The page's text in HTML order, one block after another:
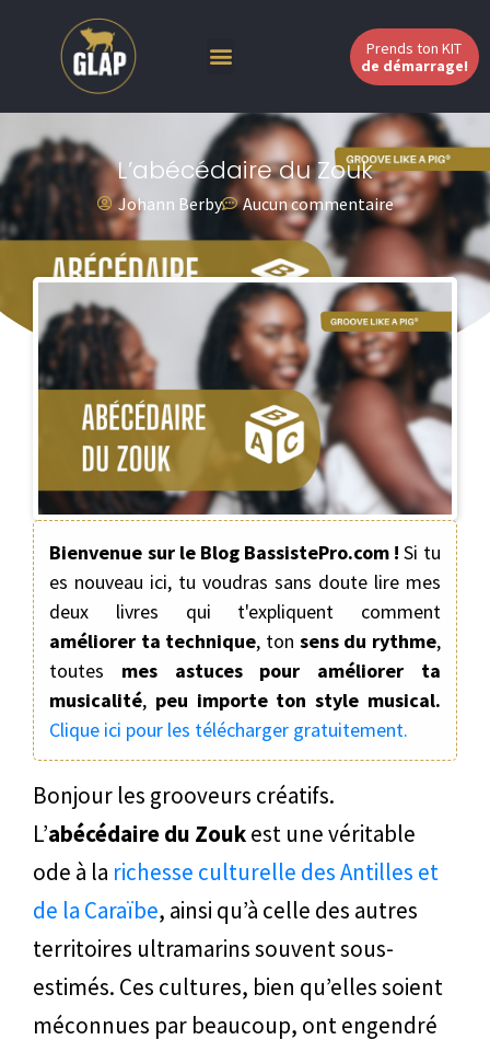
Prends ton KIT
de démarrage!
L’abécédaire du Zouk
Johann Berby Aucun commentaire
Bienvenue sur le Blog BassistePro.com ! Si tu
es nouveau ici, tu voudras sans doute lire mes
deux livres qui t'expliquent comment
améliorer ta technique, ton sens du rythme,
toutes mes astuces pour améliorer ta
musicalité, peu importe ton style musical.
Clique ici pour les télécharger gratuitement.
Bonjour les grooveurs créatifs.
L’abécédaire du Zoukest une véritable
ode à la richesse culturelle des Antilles et
de la Caraïbe, ainsi qu’à celle des autres
territoires ultramarins souvent sous-
estimés. Ces cultures, bien qu’elles soient
méconnues par beaucoup, ont engendré